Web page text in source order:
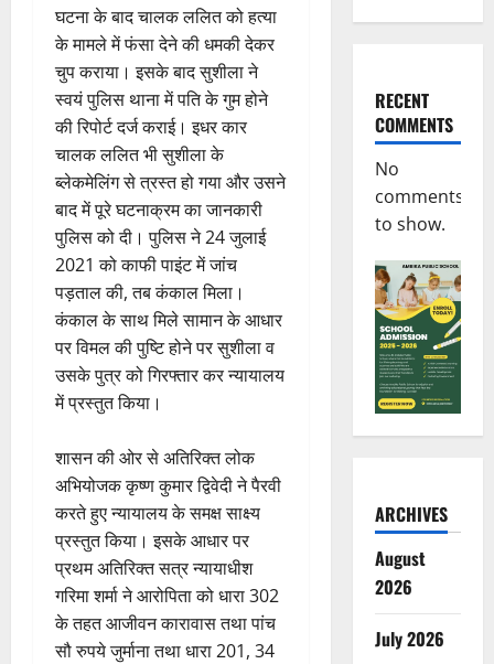
घटना के बाद चालक ललित को हत्या
के मामले में फंसा देने की धमकी देकर
चुप कराया। इसके बाद सुशीला ने
स्वयं पुलिस थाना में पति के गुम होने
की रिपोर्ट दर्ज कराई। इधर कार
चालक ललित भी सुशीला के
ब्लेकमेलिंग से त्रस्त हो गया और उसने
बाद में पूरे घटनाक्रम का जानकारी
पुलिस को दी। पुलिस ने 24 जुलाई
2021 को काफी पाइंट में जांच
पड़ताल की, तब कंकाल मिला।
कंकाल के साथ मिले सामान के आधार
पर विमल की पुष्टि होने पर सुशीला व
उसके पुत्र को गिरफ्तार कर न्यायालय
में प्रस्तुत किया।
शासन की ओर से अतिरिक्त लोक
अभियोजक कृष्ण कुमार द्विवेदी ने पैरवी
करते हुए न्यायालय के समक्ष साक्ष्य
प्रस्तुत किया। इसके आधार पर
प्रथम अतिरिक्त सत्र न्यायाधीश
गरिमा शर्मा ने आरोपिता को धारा 302
के तहत आजीवन कारावास तथा पांच
सौ रुपये जुर्माना तथा धारा 201, 34
RECENT
COMMENTS
No
comments
to show.
ARCHIVES
August
2026
July 2026